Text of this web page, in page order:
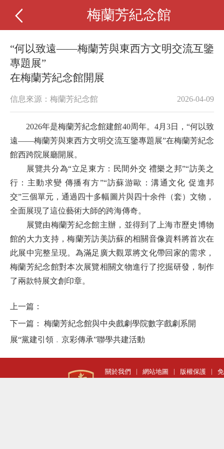
梅蘭芳紀念館
“何以致遠——梅蘭芳與東西方文明交流互鑒
專題展”
在梅蘭芳紀念館開展
信息來源：梅蘭芳紀念館 2026-04-09
2026年是梅蘭芳紀念館建館40周年。 4月 3日 ， “何以致
遠——梅蘭芳與東西方文明交流互鑒專題 展”在梅蘭芳紀念
館西跨院展廳開展。
展覽共分為“立足東方：民間外交 禮樂之邦”“訪美之
行：主動求變 傳播有方”“訪蘇游歐：溝通文化 促進邦
交”三個單元，通過四十多幅圖片與四十余件（套）文物，
全面展現了這位藝術大師的跨海傳奇。
展覽由梅蘭芳紀念館主辦，並得到了上海市歷史博物
館的大力支持，梅蘭芳訪美訪蘇的相關音像資料將首次在
此展中完整呈現。為滿足廣大觀眾將文化帶回家的需求，
梅蘭芳紀念館對本次展覽相關文物進行了挖掘研發 ， 制作
了兩款特展文創印章。
上一篇：
下一篇： 梅蘭芳紀念館與中央戲劇學院數字戲劇系開
展“黨建引領﹒京彩傳承”聯學共建活動